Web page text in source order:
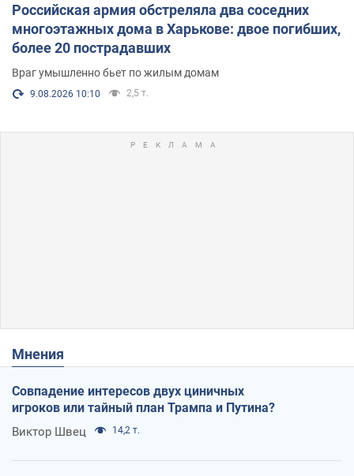
Российская армия обстреляла два соседних
многоэтажных дома в Харькове: двое погибших,
более 20 пострадавших
Враг умышленно бьет по жилым домам
9.08.2026 10:10 2,5 т.
Мнения
Совпадение интересов двух циничных
игроков или тайный план Трампа и Путина?
Виктор Швец 14,2 т.